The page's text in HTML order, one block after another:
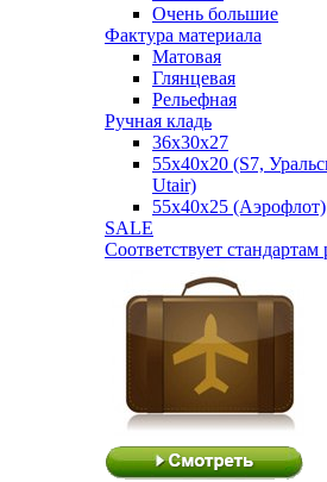
Очень большие
Фактура материала
Матовая
Глянцевая
Рельефная
Ручная кладь
36х30x27
55х40х20 (S7,
Utair)
55х40х25 (Аэрофлот)
SALE
Соответствует